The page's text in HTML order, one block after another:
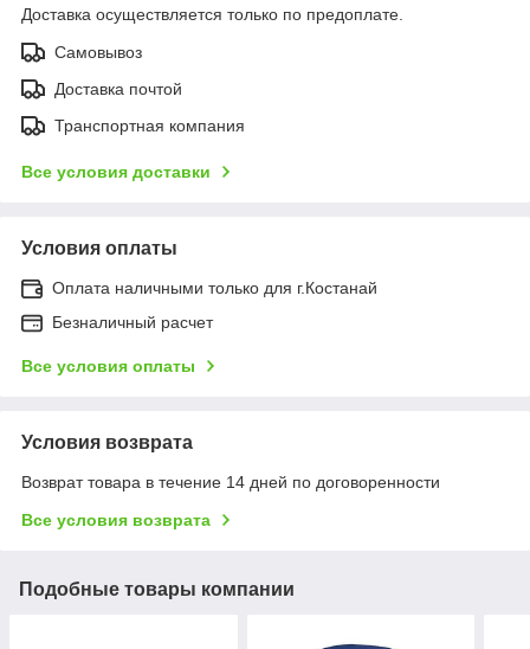
Доставка осуществляется только по предоплате.
Самовывоз
Доставка почтой
Транспортная компания
Все условия доставки
Условия оплаты
Оплата наличными только для г.Костанай
Безналичный расчет
Все условия оплаты
Условия возврата
Возврат товара в течение 14 дней по договоренности
Все условия возврата
Подобные товары компании